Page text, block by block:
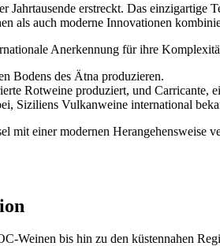
erstreckt. Das einzigartige
als auch moderne Innovationen
Anerkennung für ihre
Bodens des Ätna produzieren.
Rotweine produziert, und Carricante,
Siziliens Vulkanweine international
einer modernen Herangehensweise
Weinen bis hin zu den küstennahen